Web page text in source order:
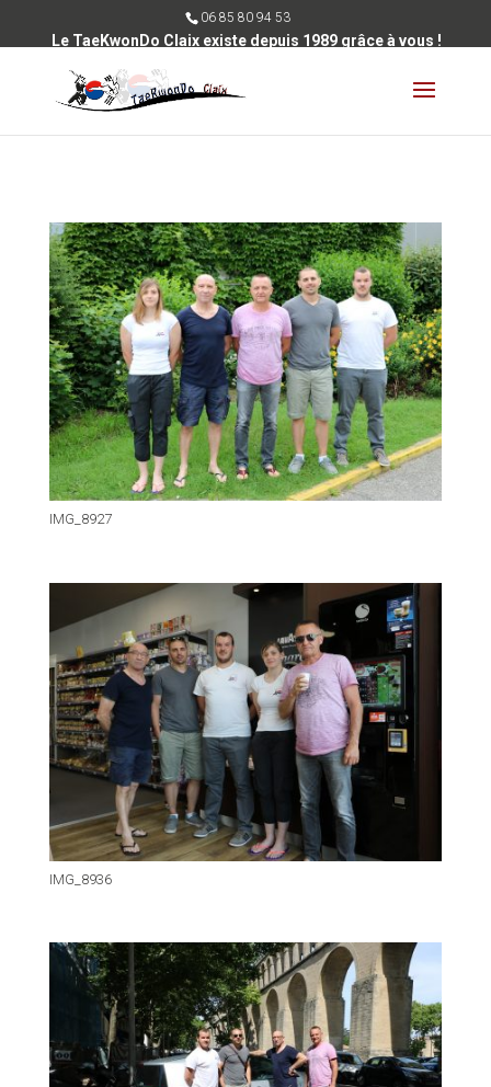
06 85 80 94 53
Le TaeKwonDo Claix existe depuis 1989 grâce à vous !
IMG_8927
IMG_8936